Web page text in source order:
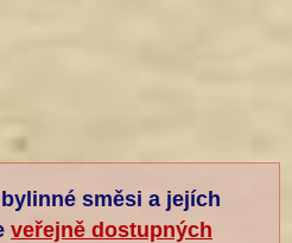
směsi a jejích
veřejně dostupných